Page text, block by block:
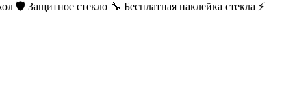
🛡️ Защитное стекло 🔧 Бесплатная наклейка стекла ⚡